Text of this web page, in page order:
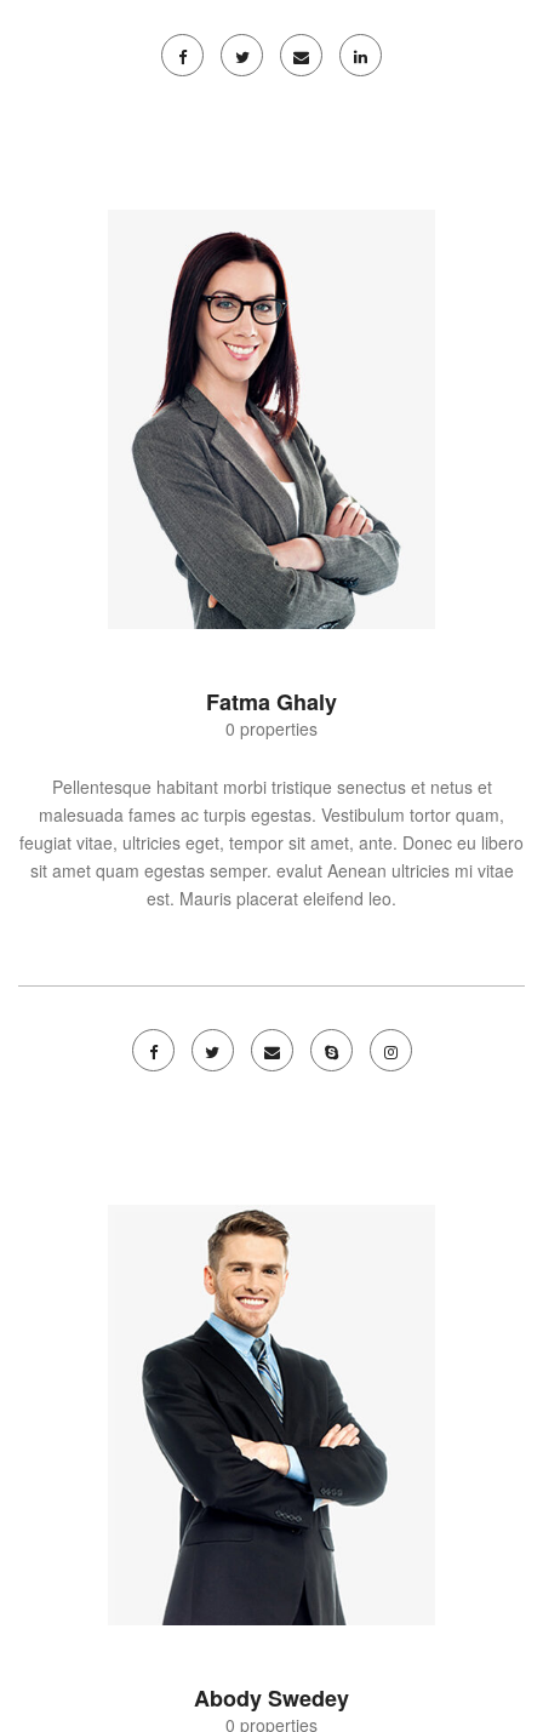
Fatma Ghaly
0 properties
Pellentesque habitant morbi tristique senectus et netus et
malesuada fames ac turpis egestas. Vestibulum tortor quam,
feugiat vitae, ultricies eget, tempor sit amet, ante. Donec eu libero
sit amet quam egestas semper. evalut Aenean ultricies mi vitae
est. Mauris placerat eleifend leo.
Abody Swedey
0 properties